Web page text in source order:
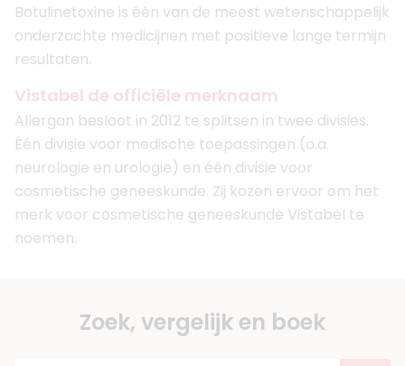
Botulinetoxine is één van de meest wetenschappelijk
onderzochte medicijnen met positieve lange termijn
resultaten.
Vistabel de officiële merknaam
Allergan besloot in 2012 te splitsen in twee divisies.
Één divisie voor medische toepassingen (o.a.
neurologie en urologie) en één divisie voor
cosmetische geneeskunde. Zij kozen ervoor om het
merk voor cosmetische geneeskunde Vistabel te
noemen.
Zoek, vergelijk en boek